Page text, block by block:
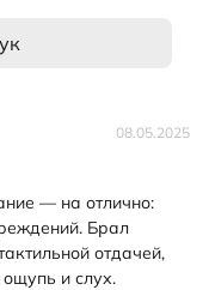
08.05.2025
— на отлично:
Брал
отдачей,
и слух.